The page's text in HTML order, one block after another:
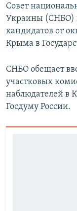
Совет
Украины (СНБО)
кандидатов от
Крыма в
СНБО обещает
участковых
наблюдателей в
Госдуму России.